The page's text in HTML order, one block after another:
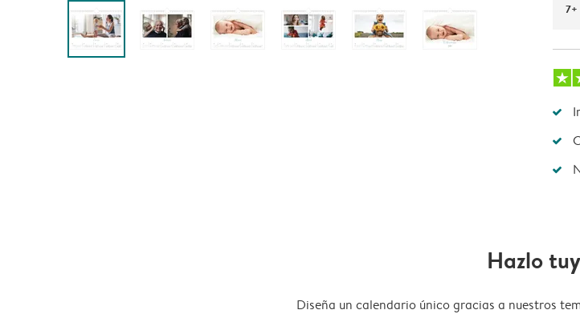
7+
Hazlo
Diseña un calendario único gracias a nuestros